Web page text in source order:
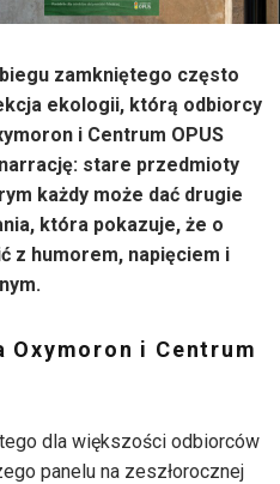
zamkniętego często
ekologii, którą odbiorcy
i Centrum OPUS
stare przedmioty
każdy może dać drugie
która pokazuje, że o
z humorem, napięciem i
Oxymoron i Centrum
dla większości odbiorców
panelu na zeszłorocznej